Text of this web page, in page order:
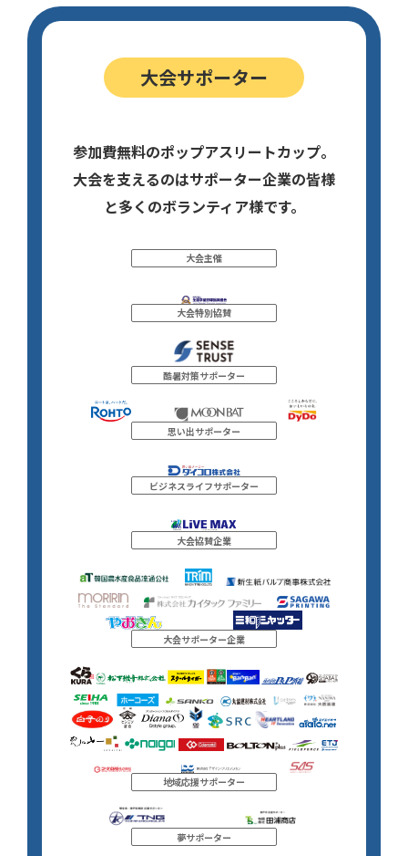
大会サポーター
参加費無料のポップアスリートカップ。
大会を支えるのはサポーター企業の皆様
と多くのボランティア様です。
大会主催
大会特別協賛
酷暑対策サポーター
思い出サポーター
ビジネスライフサポーター
大会協賛企業
大会サポーター企業
地域応援サポーター
夢サポーター